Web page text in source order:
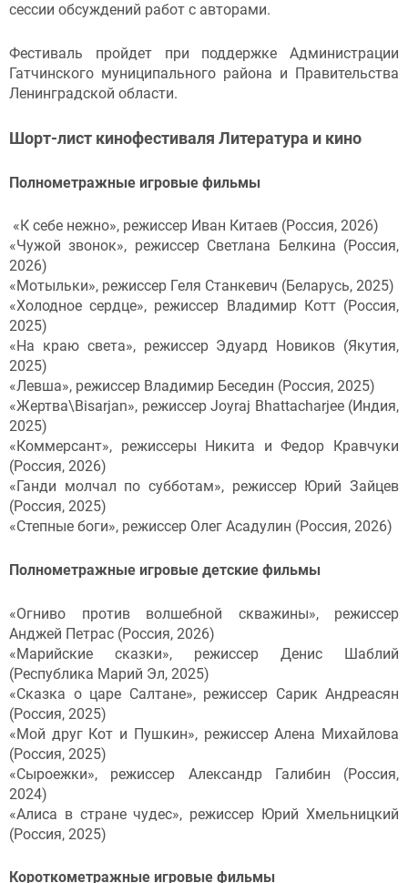
сессии обсуждений работ с авторами.
Фестиваль пройдет при поддержке Администрации
Гатчинского муниципального района и Правительства
Ленинградской области.
Шорт-лист кинофестиваля Литература и кино
Полнометражные игровые фильмы
«К себе нежно», режиссер Иван Китаев (Россия, 2026)
«Чужой звонок», режиссер Светлана Белкина (Россия,
2026)
«Мотыльки», режиссер Геля Станкевич (Беларусь, 2025)
«Холодное сердце», режиссер Владимир Котт (Россия,
2025)
«На краю света», режиссер Эдуард Новиков (Якутия,
2025)
«Левша», режиссер Владимир Беседин (Россия, 2025)
«Жертва\Bisarjan», режиссер Joyraj Bhattacharjee (Индия,
2025)
«Коммерсант», режиссеры Никита и Федор Кравчуки
(Россия, 2026)
«Ганди молчал по субботам», режиссер Юрий Зайцев
(Россия, 2025)
«Степные боги», режиссер Олег Асадулин (Россия, 2026)
Полнометражные игровые детские фильмы
«Огниво против волшебной скважины», режиссер
Анджей Петрас (Россия, 2026)
«Марийские сказки», режиссер Денис Шаблий
(Республика Марий Эл, 2025)
«Сказка о царе Салтане», режиссер Сарик Андреасян
(Россия, 2025)
«Мой друг Кот и Пушкин», режиссер Алена Михайлова
(Россия, 2025)
«Сыроежки», режиссер Александр Галибин (Россия,
2024)
«Алиса в стране чудес», режиссер Юрий Хмельницкий
(Россия, 2025)
Короткометражные игровые фильмы